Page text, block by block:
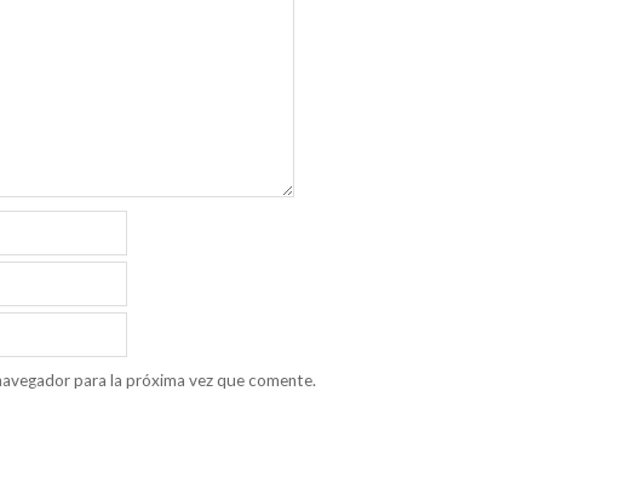
para la próxima vez que comente.